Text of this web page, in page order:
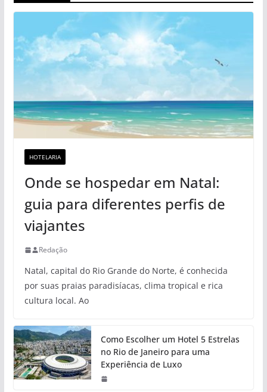
HOTELARIA
Onde se hospedar em Natal:
guia para diferentes perfis de
viajantes
Redação
Natal, capital do Rio Grande do Norte, é conhecida
por suas praias paradisíacas, clima tropical e rica
cultura local. Ao
Como Escolher um Hotel 5 Estrelas
no Rio de Janeiro para uma
Experiência de Luxo